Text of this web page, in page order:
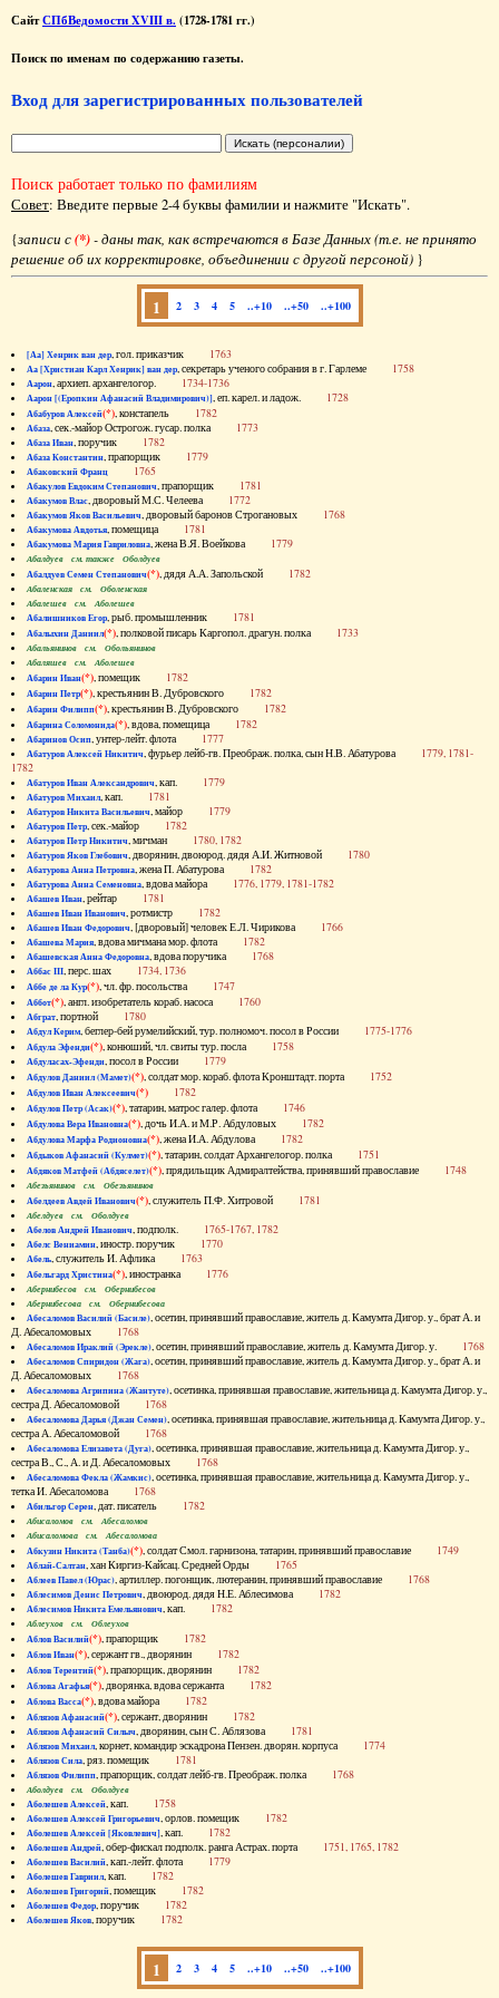
СайтСПбВедомости XVIII в. (1728-1781 гг.)
Поиск по именам по содержанию газеты.
Вход для зарегистрированных пользователей
Поиск работает только по фамилиям
Совет: Введите первые 2-4 буквы фамилии и нажмите "Искать".
{записи с(*)- даны так, как встречаются в Базе Данных (т.е. не принято
решение об их корректировке, объединении с другой персоной) }
1 2 3 4 5 ..+10 ..+50 ..+100
[Аа] Хенрик ван дер, гол. приказчик 1763
Аа [Христиан Карл Хенрик] ван дер, секретарь ученого собрания в г. Гарлеме 1758
Аарон, архиеп. архангелогор. 1734-1736
Аарон [(Еропкин Афанасий Владимирович)], еп. карел. и ладож. 1728
Абабуров Алексей(*), констапель 1782
Абаза, сек.-майор Острогож. гусар. полка 1773
Абаза Иван, поручик 1782
Абаза Константин, прапорщик 1779
Абаковский Франц 1765
Абакулов Евдоким Степанович, прапорщик 1781
Абакумов Влас, дворовый М.С. Челеева 1772
Абакумов Яков Васильевич, дворовый баронов Строгановых 1768
Абакумова Авдотья, помещица 1781
Абакумова Мария Гавриловна, жена В.Я. Воейкова 1779
Абалдуев см. также Оболдуев
Абалдуев Семен Степанович(*), дядя А.А. Запольской 1782
Абаленская см. Оболенская
Абалешев см. Аболешев
Абалишников Егор, рыб. промышленник 1781
Абалыхин Даниил(*), полковой писарь Каргопол. драгун. полка 1733
Абальянинов см. Обольянинов
Абаляшев см. Аболешев
Абарин Иван(*), помещик 1782
Абарин Петр(*), крестьянин В. Дубровского 1782
Абарин Филипп(*), крестьянин В. Дубровского 1782
Абарина Соломонида(*), вдова, помещица 1782
Абаринов Осип, унтер-лейт. флота 1777
Абатуров Алексей Никитич, фурьер лейб-гв. Преображ. полка, сын Н.В. Абатурова 1779, 1781-
1782
Абатуров Иван Александрович, кап. 1779
Абатуров Михаил, кап. 1781
Абатуров Никита Васильевич, майор 1779
Абатуров Петр, сек.-майор 1782
Абатуров Петр Никитич, мичман 1780, 1782
Абатуров Яков Глебович, дворянин, двоюрод. дядя А.И. Житновой 1780
Абатурова Анна Петровна, жена П. Абатурова 1782
Абатурова Анна Семеновна, вдова майора 1776, 1779, 1781-1782
Абашев Иван, рейтар 1781
Абашев Иван Иванович, ротмистр 1782
Абашев Иван Федорович, [дворовый] человек Е.Л. Чирикова 1766
Абашева Мария, вдова мичмана мор. флота 1782
Абашевская Анна Федоровна, вдова поручика 1768
Аббас III, перс. шах 1734, 1736
Аббе де ла Кур(*), чл. фр. посольства 1747
Аббот(*), англ. изобретатель кораб. насоса 1760
Абграт, портной 1780
Абдул Керим, беглер-бей румелийский, тур. полномоч. посол в России 1775-1776
Абдула Эфенди(*), конюший, чл. свиты тур. посла 1758
Абдуласах-Эфенди, посол в России 1779
Абдулов Даниил (Мамет)(*), солдат мор. кораб. флота Кронштадт. порта 1752
Абдулов Иван Алексеевич(*) 1782
Абдулов Петр (Асак)(*), татарин, матрос галер. флота 1746
Абдулова Вера Ивановна(*), дочь И.А. и М.Р. Абдуловых 1782
Абдулова Марфа Родионовна(*), жена И.А. Абдулова 1782
Абдыков Афанасий (Кулмет)(*), татарин, солдат Архангелогор. полка 1751
Абдяков Матфей (Абдяселет)(*), прядильщик Адмиралтейства, принявший православие 1748
Абезьянинов см. Обезьянинов
Абелдеев Авдей Иванович(*), служитель П.Ф. Хитровой 1781
Абелдуев см. Оболдуев
Абелов Андрей Иванович, подполк. 1765-1767, 1782
Абелс Вениамин, иностр. поручик 1770
Абель, служитель И. Афлика 1763
Абельгард Христина(*), иностранка 1776
Абернибесов см. Обернибесов
Абернибесова см. Обернибесова
Абесаломов Василий (Басиле), осетин, принявший православие, житель д. Камумта Дигор. у., брат А. и
Д. Абесаломовых 1768
Абесаломов Ираклий (Эрекле), осетин, принявший православие, житель д. Камумта Дигор. у. 1768
Абесаломов Спиридон (Жага), осетин, принявший православие, житель д. Камумта Дигор. у., брат А. и
Д. Абесаломовых 1768
Абесаломова Агрипина (Жантуте), осетинка, принявшая православие, жительница д. Камумта Дигор. у.,
сестра Д. Абесаломовой 1768
Абесаломова Дарья (Джан Семен), осетинка, принявшая православие, жительница д. Камумта Дигор. у.,
сестра А. Абесаломовой 1768
Абесаломова Елизавета (Дуга), осетинка, принявшая православие, жительница д. Камумта Дигор. у.,
сестра В., С., А. и Д. Абесаломовых 1768
Абесаломова Фекла (Жамкис), осетинка, принявшая православие, жительница д. Камумта Дигор. у.,
тетка И. Абесаломова 1768
Абильгор Серен, дат. писатель 1782
Абисаломов см. Абесаломов
Абисаломова см. Абесаломова
Абкузин Никита (Танба)(*), солдат Смол. гарнизона, татарин, принявший православие 1749
Аблай-Салтан, хан Киргиз-Кайсац. Средней Орды 1765
Аблеев Павел (Юрас), артиллер. погонщик, лютеранин, принявший православие 1768
Аблесимов Денис Петрович, двоюрод. дядя Н.Е. Аблесимова 1782
Аблесимов Никита Емельянович, кап. 1782
Аблеухов см. Облеухов
Аблов Василий(*), прапорщик 1782
Аблов Иван(*), сержант гв., дворянин 1782
Аблов Терентий(*), прапорщик, дворянин 1782
Аблова Агафья(*), дворянка, вдова сержанта 1782
Аблова Васса(*), вдова майора 1782
Аблязов Афанасий(*), сержант, дворянин 1782
Аблязов Афанасий Силыч, дворянин, сын С. Аблязова 1781
Аблязов Михаил, корнет, командир эскадрона Пензен. дворян. корпуса 1774
Аблязов Сила, ряз. помещик 1781
Аблязов Филипп, прапорщик, солдат лейб-гв. Преображ. полка 1768
Аболдуев см. Оболдуев
Аболешев Алексей, кап. 1758
Аболешев Алексей Григорьевич, орлов. помещик 1782
Аболешев Алексей [Яковлевич], кап. 1782
Аболешев Андрей, обер-фискал подполк. ранга Астрах. порта 1751, 1765, 1782
Аболешев Василий, кап.-лейт. флота 1779
Аболешев Гавриил, кап. 1782
Аболешев Григорий, помещик 1782
Аболешев Федор, поручик 1782
Аболешев Яков, поручик 1782
1 2 3 4 5 ..+10 ..+50 ..+100